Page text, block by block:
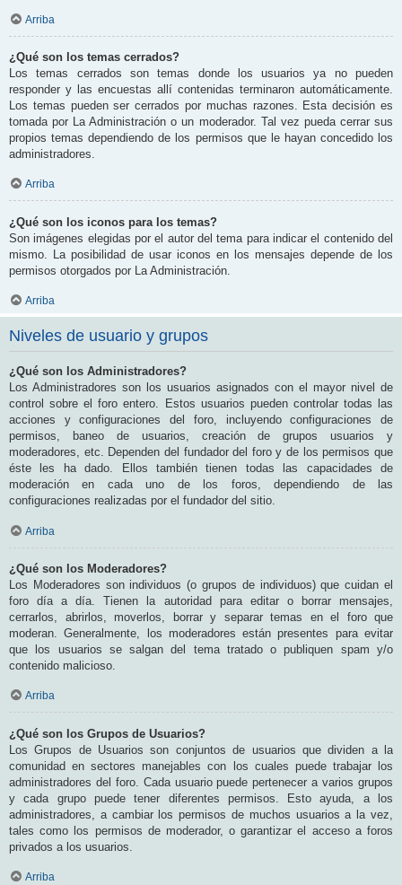
Arriba
¿Qué son los temas cerrados?
Los temas cerrados son temas donde los usuarios ya no pueden
responder y las encuestas allí contenidas terminaron automáticamente.
Los temas pueden ser cerrados por muchas razones. Esta decisión es
tomada por La Administración o un moderador. Tal vez pueda cerrar sus
propios temas dependiendo de los permisos que le hayan concedido los
administradores.
Arriba
¿Qué son los iconos para los temas?
Son imágenes elegidas por el autor del tema para indicar el contenido del
mismo. La posibilidad de usar iconos en los mensajes depende de los
permisos otorgados por La Administración.
Arriba
Niveles de usuario y grupos
¿Qué son los Administradores?
Los Administradores son los usuarios asignados con el mayor nivel de
control sobre el foro entero. Estos usuarios pueden controlar todas las
acciones y configuraciones del foro, incluyendo configuraciones de
permisos, baneo de usuarios, creación de grupos usuarios y
moderadores, etc. Dependen del fundador del foro y de los permisos que
éste les ha dado. Ellos también tienen todas las capacidades de
moderación en cada uno de los foros, dependiendo de las
configuraciones realizadas por el fundador del sitio.
Arriba
¿Qué son los Moderadores?
Los Moderadores son individuos (o grupos de individuos) que cuidan el
foro día a día. Tienen la autoridad para editar o borrar mensajes,
cerrarlos, abrirlos, moverlos, borrar y separar temas en el foro que
moderan. Generalmente, los moderadores están presentes para evitar
que los usuarios se salgan del tema tratado o publiquen spam y/o
contenido malicioso.
Arriba
¿Qué son los Grupos de Usuarios?
Los Grupos de Usuarios son conjuntos de usuarios que dividen a la
comunidad en sectores manejables con los cuales puede trabajar los
administradores del foro. Cada usuario puede pertenecer a varios grupos
y cada grupo puede tener diferentes permisos. Esto ayuda, a los
administradores, a cambiar los permisos de muchos usuarios a la vez,
tales como los permisos de moderador, o garantizar el acceso a foros
privados a los usuarios.
Arriba